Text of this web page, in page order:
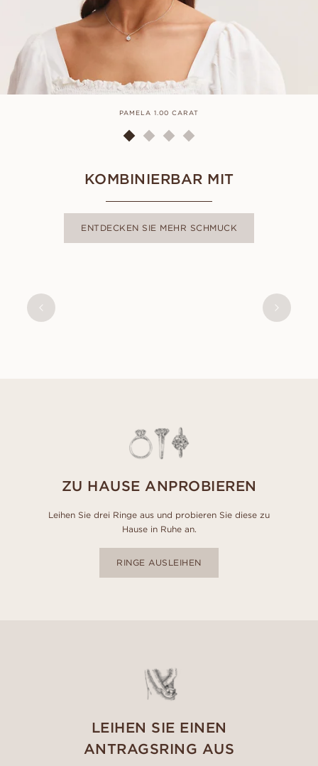
PAMELA 1.00 CARAT
KOMBINIERBAR MIT
ENTDECKEN SIE MEHR SCHMUCK
ZU HAUSE ANPROBIEREN
Leihen Sie drei Ringe aus und probieren Sie diese zu
Hause in Ruhe an.
RINGE AUSLEIHEN
LEIHEN SIE EINEN
ANTRAGSRING AUS